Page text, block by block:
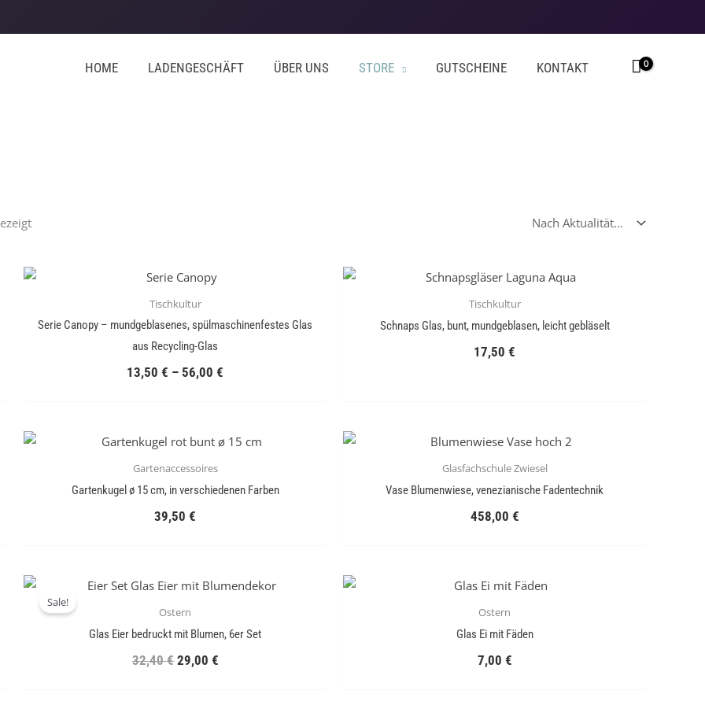
HOME LADENGESCHÄFT ÜBER UNS STORE GUTSCHEINE KONTAKT
Tischkultur
Serie Canopy – mundgeblasenes, spülmaschinenfestes Glas
aus Recycling-Glas
13,50€ –56,00€
Tischkultur
Schnaps Glas, bunt, mundgeblasen, leicht gebläselt
17,50€
Gartenaccessoires
Gartenkugel ø 15 cm, in verschiedenen Farben
39,50€
Glasfachschule Zwiesel
Vase Blumenwiese, venezianische Fadentechnik
458,00 €
Sale!
Ostern
Glas Eier bedruckt mit Blumen, 6er Set
32,40€
Ursprünglicher
war:
32,40 €
29,00 €
Aktueller
29,00 €.
Ostern
Glas Ei mit Fäden
7,00 €